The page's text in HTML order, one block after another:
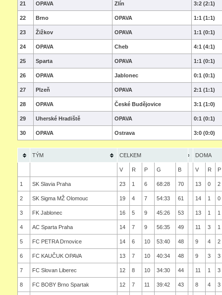
21 OPAVA Zlín 3:2 (2:1)
22 Brno OPAVA 1:1 (1:1)
23 Žižkov OPAVA 1:1 (0:1)
24 OPAVA Cheb 4:1 (4:1)
25 Sparta OPAVA 1:1 (0:1)
26 OPAVA Jablonec 0:1 (0:1)
27 Plzeň OPAVA 2:1 (1:1)
28 OPAVA České Budějovice 3:1 (1:0)
29 Uherské Hradiště OPAVA 0:1 (0:1)
30 OPAVA Ostrava 3:0 (0:0)
TÝM CELKEM DOMA
V R P G B V R P
1 SK Slavia Praha 23 1 6 68:28 70 13 0 2
2 SK Sigma MŽ Olomouc 19 4 7 54:33 61 14 1 0
3 FK Jablonec 16 5 9 45:26 53 13 1 1
4 AC Sparta Praha 14 7 9 56:35 49 11 3 1
5 FC PETRA Drnovice 14 6 10 53:40 48 9 4 2
6 FC KAUČUK OPAVA 13 7 10 40:34 48 9 3 3
7 FC Slovan Liberec 12 8 10 34:30 44 11 1 3
8 FC BOBY Brno Spartak 12 7 11 39:42 43 8 4 3